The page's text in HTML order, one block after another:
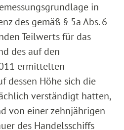
in
des gemäß § 5a Abs. 6
Teilwerts für das
des auf den
ermittelten
dessen Höhe sich die
verständigt hatten,
von einer zehnjährigen
des Handelsschiffs